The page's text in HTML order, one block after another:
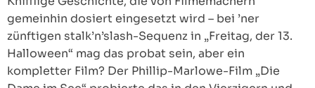
gemeinhin dosiert eingesetzt wird – bei ’ner
zünftigen stalk’n’slash-Sequenz in „Freitag, der 13.
Halloween“ mag das probat sein, aber ein
kompletter Film? Der Phillip-Marlowe-Film „Die